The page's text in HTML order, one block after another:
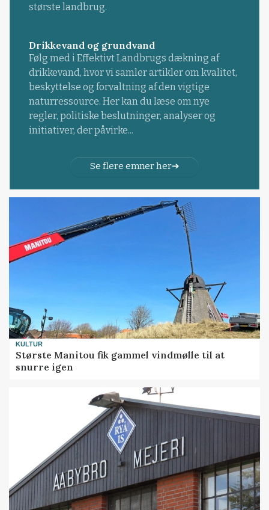
største landbrug.
Drikkevand og grundvand
Følg med i Effektivt Landbrugs dækning af
drikkevand, hvor vi samler artikler om kvalitet,
beskyttelse og forvaltning af den vigtige
naturressource. Her kan du læse om nye
regler, politiske beslutninger, analyser og
initiativer, der påvirke...
Se flere emner her
KULTUR
Største Manitou fik gammel vindmølle til at
snurre igen